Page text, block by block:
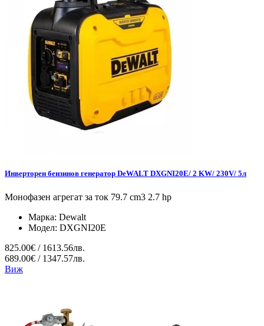
Инверторен бензинов генератор DeWALT DXGNI20E/ 2 KW/ 230V/ 5л
Монофазен агрегат за ток 79.7 cm3 2.7 hp
Марка: Dewalt
Модел: DXGNI20E
825.00€ / 1613.56лв.
689.00€ / 1347.57лв.
Виж